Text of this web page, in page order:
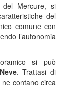
Mercure, si
del
comune con
l’autonomia
si può
. Trattasi di
contano circa